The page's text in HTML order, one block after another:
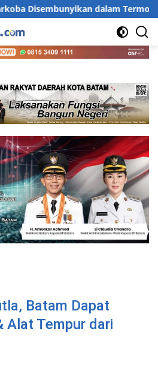
dalam Termos Merah dari Batam
Batam Dapat
Alat Tempur dari